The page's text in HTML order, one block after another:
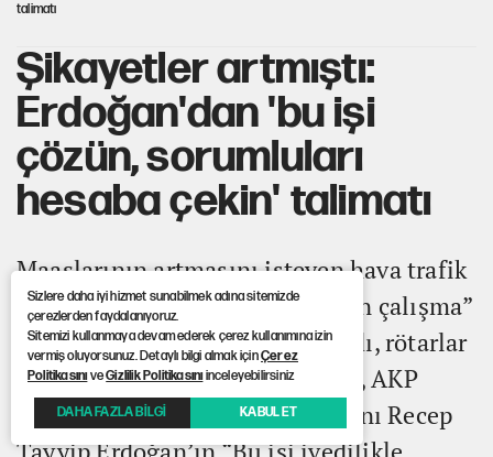
talimatı
Şikayetler artmıştı:
Erdoğan'dan 'bu işi
çözün, sorumluları
hesaba çekin' talimatı
Maaşlarının artmasını isteyen hava trafik
kontrolörleri “İnisiyatif almadan çalışma”
sistemine geçince seferler azaldı, rötarlar
arttı. Kriz yaratan konuyla ilgili, AKP
Genel Başkanı ve Cumhurbaşkanı Recep
Sizlere daha iyi hizmet sunabilmek adına sitemizde
çerezlerden faydalanıyoruz.
Sitemizi kullanmaya devam ederek çerez kullanımına izin
vermiş oluyorsunuz. Detaylı bilgi almak içinÇerez
PolitikasınıveGizlilik Politikasınıinceleyebilirsiniz
DAHA FAZLA BİLGİ KABUL ET